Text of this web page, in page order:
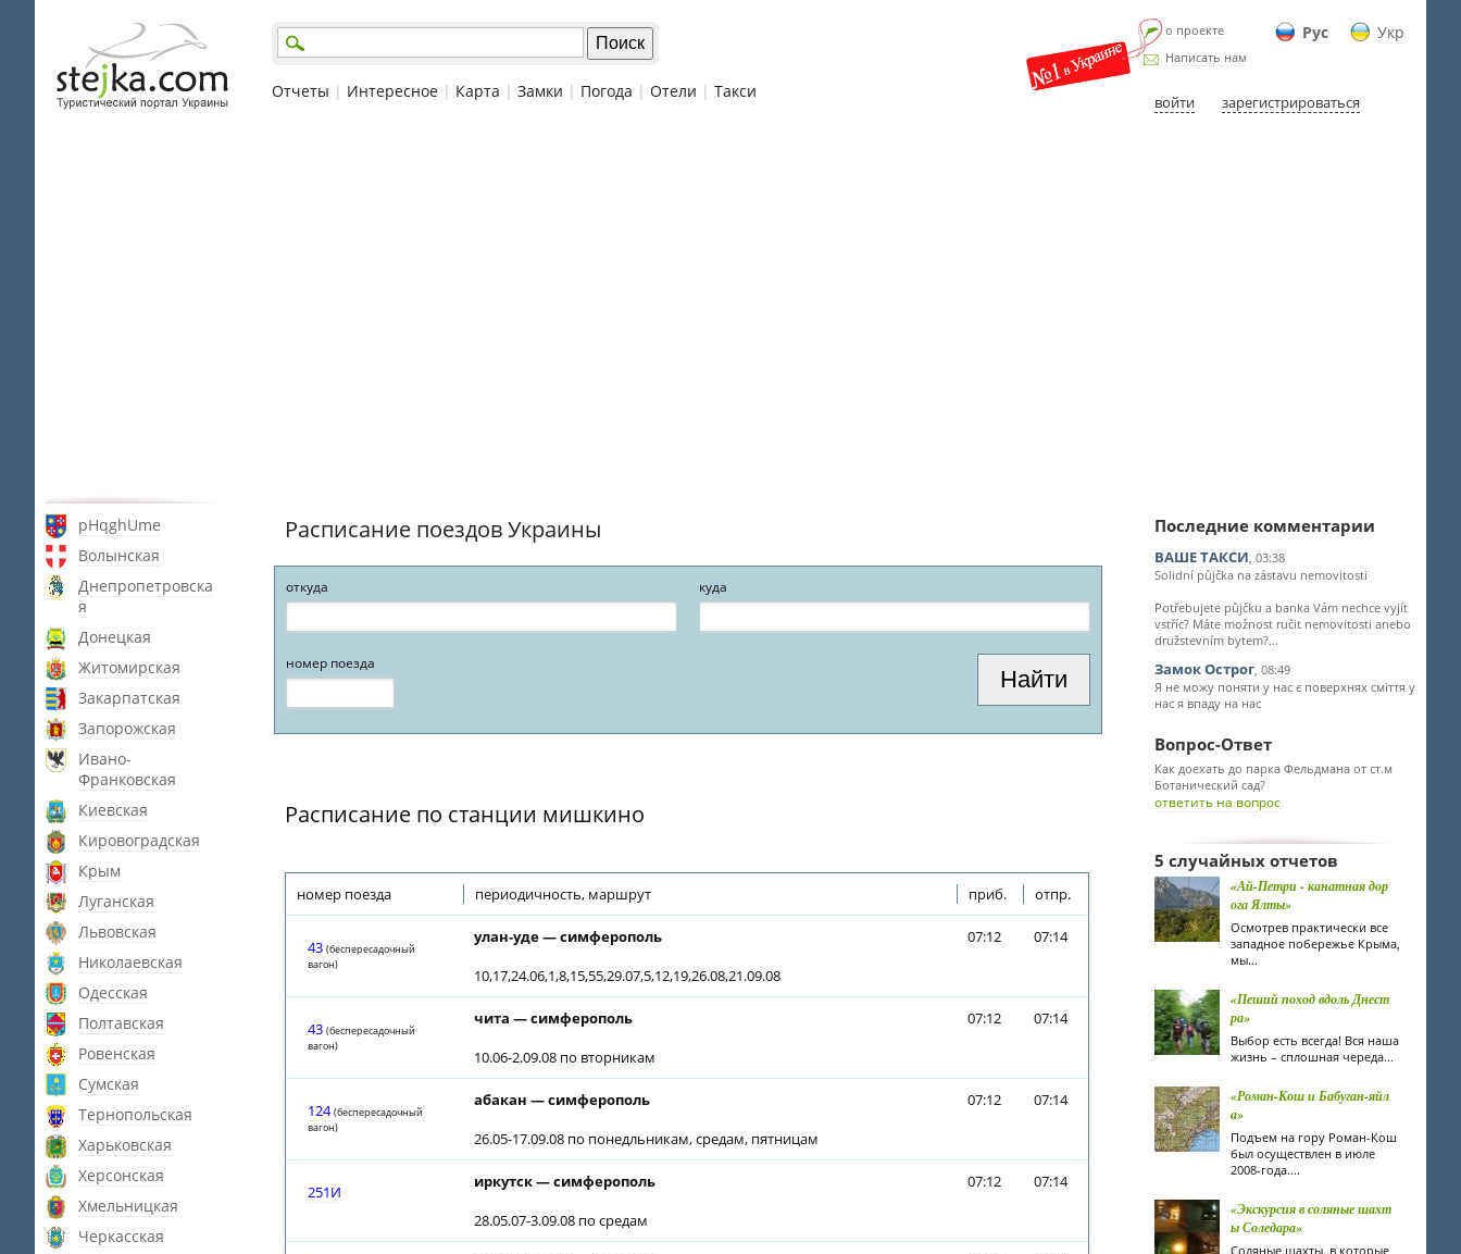
Рус Укр
о проекте
Написать нам
войти зарегистрироваться
Отчеты | Интересное | Карта | Замки | Погода | Отели | Такси
pHqghUme
Волынская
Днепропетровска
я
Донецкая
Житомирская
Закарпатская
Запорожская
Ивано-
Франковская
Киевская
Кировоградская
Крым
Луганская
Львовская
Николаевская
Одесская
Полтавская
Ровенская
Сумская
Тернопольская
Харьковская
Херсонская
Хмельницкая
Черкасская
Расписание поездов Украины
откуда куда
номер поезда
Расписание по станции мишкино
номер поезда периодичность, маршрут приб. отпр.
43 (беспересадочный
вагон)
улан-уде — симферополь
10,17,24.06,1,8,15,55,29.07,5,12,19,26.08,21.09.08
07:12 07:14
43 (беспересадочный
вагон)
чита — симферополь
10.06-2.09.08 по вторникам
07:12 07:14
124 (беспересадочный
вагон)
абакан — симферополь
26.05-17.09.08 по понедльникам, средам, пятницам
07:12 07:14
251И
иркутск — симферополь
28.05.07-3.09.08 по средам
07:12 07:14
Последние комментарии
ВАШЕ ТАКСИ, 03:38
Solidní půjčka na zástavu nemovitosti
Potřebujete půjčku a banka Vám nechce vyjít
vstříc? Máte možnost ručit nemovitosti anebo
družstevním bytem?...
Замок Острог, 08:49
Я не можу поняти у нас є поверхнях сміття у
нас я впаду на нас
Вопрос-Ответ
Как доехать до парка Фельдмана от ст.м
Ботанический сад?
ответить на вопрос
5 случайных отчетов
«Ай-Петри - канатная дор
ога Ялты»
Осмотрев практически все
западное побережье Крыма,
мы...
«Пеший поход вдоль Днест
ра»
Выбор есть всегда! Вся наша
жизнь – сплошная череда...
«Роман-Кош и Бабуган-яйл
а»
Подъем на гору Роман-Кош
был осуществлен в июле
2008-года....
«Экскурсия в соляные шахт
ы Соледара»
Соляные шахты, в которые